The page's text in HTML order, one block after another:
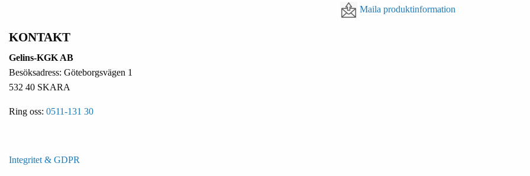
Maila produktinformation
KONTAKT
Gelins-KGK AB
Besöksadress: Göteborgsvägen 1
532 40 SKARA
Ring oss: 0511-131 30
Integritet & GDPR